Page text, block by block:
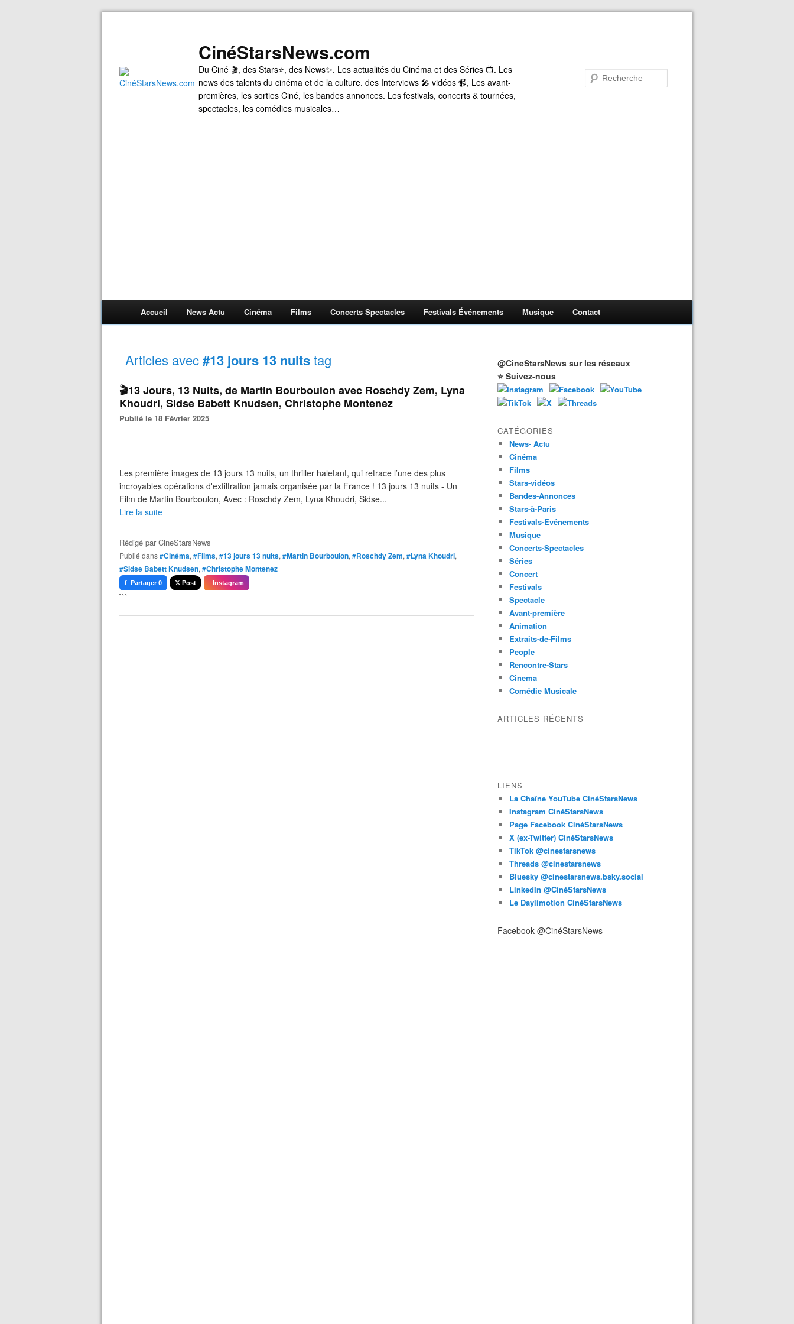
CinéStarsNews.com
Du Ciné 🎬, des Stars⭐, des News✨. Les actualités du Cinéma et des Séries 📺. Les
news des talents du cinéma et de la culture. des Interviews 🎤 vidéos 📹, Les avant-
premières, les sorties Ciné, les bandes annonces. Les festivals, concerts & tournées,
spectacles, les comédies musicales…
Accueil News Actu Cinéma Films Concerts Spectacles Festivals Événements Musique Contact
Articles avec#13 jours 13 nuitstag
🎬13 Jours, 13 Nuits, de Martin Bourboulon avec Roschdy Zem, Lyna
Khoudri, Sidse Babett Knudsen, Christophe Montenez
Publié le 18 Février 2025
Les première images de 13 jours 13 nuits, un thriller haletant, qui retrace l’une des plus
incroyables opérations d'exfiltration jamais organisée par la France ! 13 jours 13 nuits - Un
Film de Martin Bourboulon, Avec : Roschdy Zem, Lyna Khoudri, Sidse...
Lire la suite
Rédigé parCineStarsNews
Publié dans#Cinéma, #Films, #13 jours 13 nuits, #Martin Bourboulon, #Roschdy Zem, #Lyna Khoudri,
#Sidse Babett Knudsen, #Christophe Montenez
f Partager 0 𝕏 Post Instagram
```
@CineStarsNews sur les réseaux
⭐ Suivez-nous
CATÉGORIES
News- Actu
Cinéma
Films
Stars-vidéos
Bandes-Annonces
Stars-à-Paris
Festivals-Evénements
Musique
Concerts-Spectacles
Séries
Concert
Festivals
Spectacle
Avant-première
Animation
Extraits-de-Films
People
Rencontre-Stars
Cinema
Comédie Musicale
ARTICLES RÉCENTS
LIENS
La Chaîne YouTube CinéStarsNews
Instagram CinéStarsNews
Page Facebook CinéStarsNews
X (ex-Twitter) CinéStarsNews
TikTok @cinestarsnews
Threads @cinestarsnews
Bluesky @cinestarsnews.bsky.social‬
LinkedIn @CinéStarsNews
Le Daylimotion CinéStarsNews
Facebook @CinéStarsNews